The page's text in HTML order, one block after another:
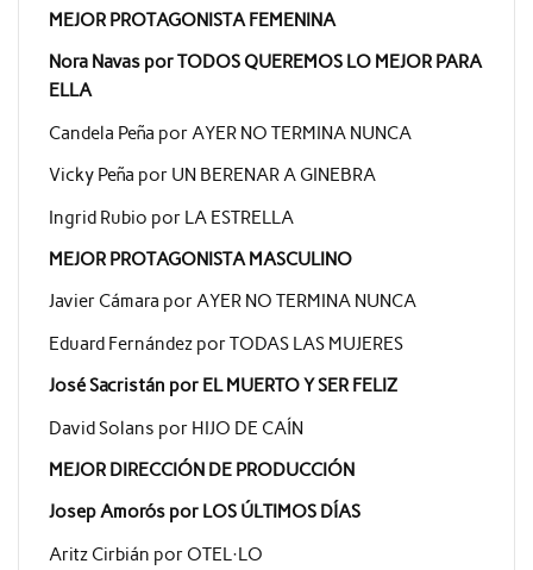
MEJOR PROTAGONISTA FEMENINA
Nora Navas por TODOS QUEREMOS LO MEJOR PARA
ELLA
Candela Peña por AYER NO TERMINA NUNCA
Vicky Peña por UN BERENAR A GINEBRA
Ingrid Rubio por LA ESTRELLA
MEJOR PROTAGONISTA MASCULINO
Javier Cámara por AYER NO TERMINA NUNCA
Eduard Fernández por TODAS LAS MUJERES
José Sacristán por EL MUERTO Y SER FELIZ
David Solans por HIJO DE CAÍN
MEJOR DIRECCIÓN DE PRODUCCIÓN
Josep Amorós por LOS ÚLTIMOS DÍAS
Aritz Cirbián por OTEL·LO